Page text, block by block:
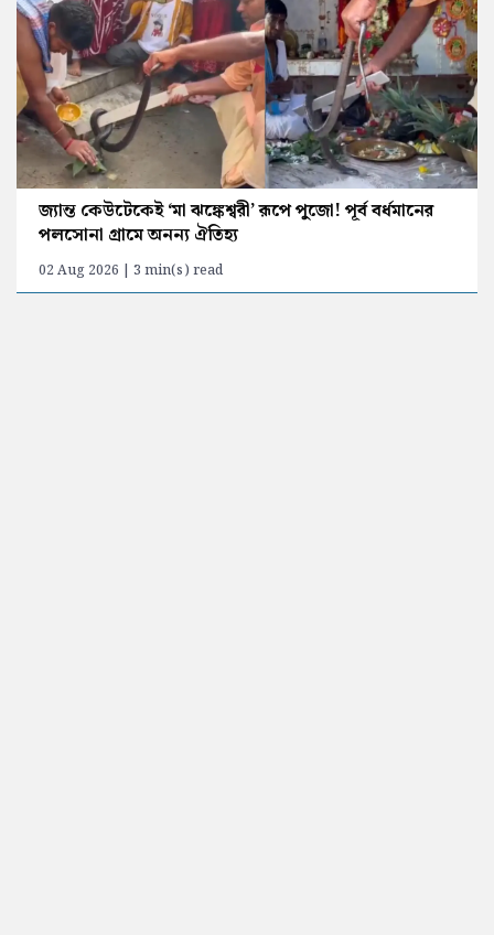
জ্যান্ত কেউটেকেই ‘মা ঝঙ্কেশ্বরী’ রূপে পুজো! পূর্ব বর্ধমানের
পলসোনা গ্রামে অনন্য ঐতিহ্য
02 Aug 2026 | 3 min(s) read